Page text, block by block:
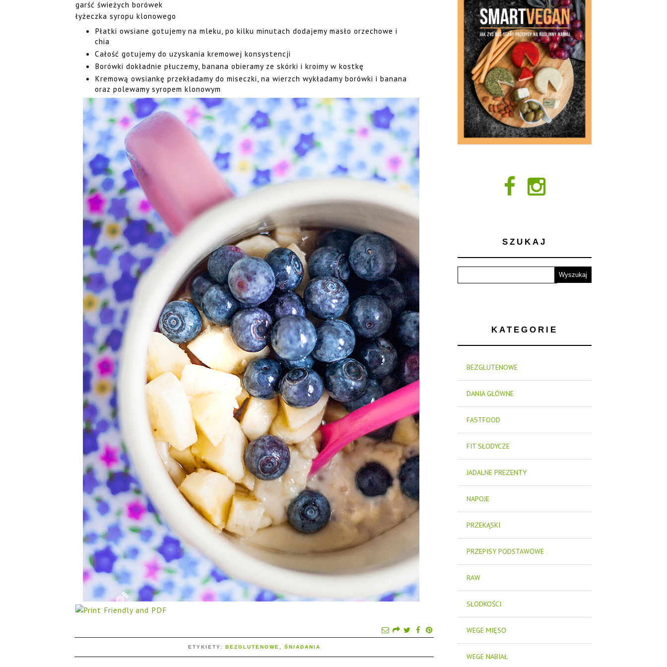
garść świeżych borówek
łyżeczka syropu klonowego
Płatki owsiane gotujemy na mleku, po kilku minutach dodajemy masło orzechowe i
chia
Całość gotujemy do uzyskania kremowej konsystencji
Borówki dokładnie płuczemy, banana obieramy ze skórki i kroimy w kostkę
Kremową owsiankę przekładamy do miseczki, na wierzch wykładamy borówki i banana
oraz polewamy syropem klonowym
ETYKIETY: BEZGLUTENOWE ŚNIADANIA
SZUKAJ
KATEGORIE
BEZGLUTENOWE
DANIA GŁÓWNE
FASTFOOD
FIT SŁODYCZE
JADALNE PREZENTY
NAPOJE
PRZEKĄSKI
PRZEPISY PODSTAWOWE
RAW
SŁODKOŚCI
WEGE MIĘSO
WEGE NABIAŁ